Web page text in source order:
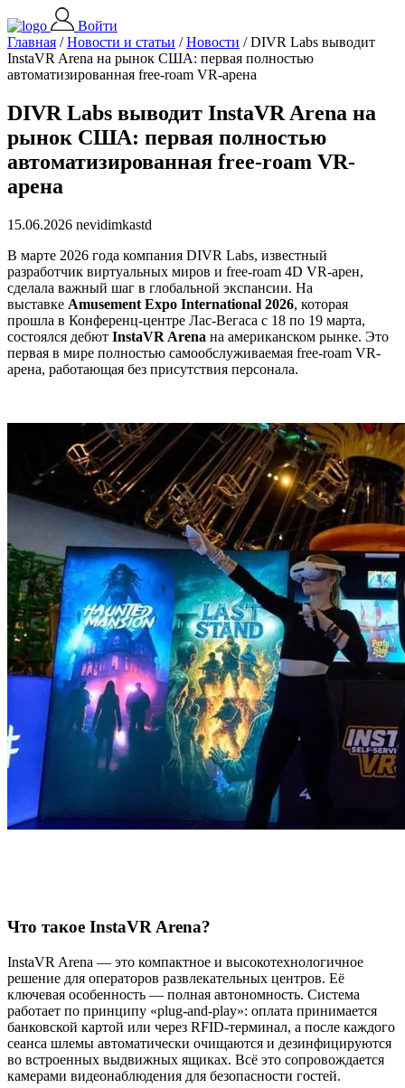
Войти
Главная /Новости и статьи /Новости /DIVR Labs выводит
InstaVR Arena на рынок США: первая полностью
автоматизированная free-roam VR-арена
DIVR Labs выводит InstaVR Arena на
рынок США: первая полностью
автоматизированная free-roam VR-
арена
15.06.2026 nevidimkastd
В марте 2026 года компания DIVR Labs, известный
разработчик виртуальных миров и free-roam 4D VR-арен,
сделала важный шаг в глобальной экспансии. На
выставке Amusement Expo International 2026, которая
прошла в Конференц-центре Лас-Вегаса с 18 по 19 марта,
состоялся дебют InstaVR Arena на американском рынке. Это
первая в мире полностью самообслуживаемая free-roam VR-
арена, работающая без присутствия персонала.
Что такое InstaVR Arena?
InstaVR Arena — это компактное и высокотехнологичное
решение для операторов развлекательных центров. Её
ключевая особенность — полная автономность. Система
работает по принципу «plug-and-play»: оплата принимается
банковской картой или через RFID-терминал, а после каждого
сеанса шлемы автоматически очищаются и дезинфицируются
во встроенных выдвижных ящиках. Всё это сопровождается
камерами видеонаблюдения для безопасности гостей.